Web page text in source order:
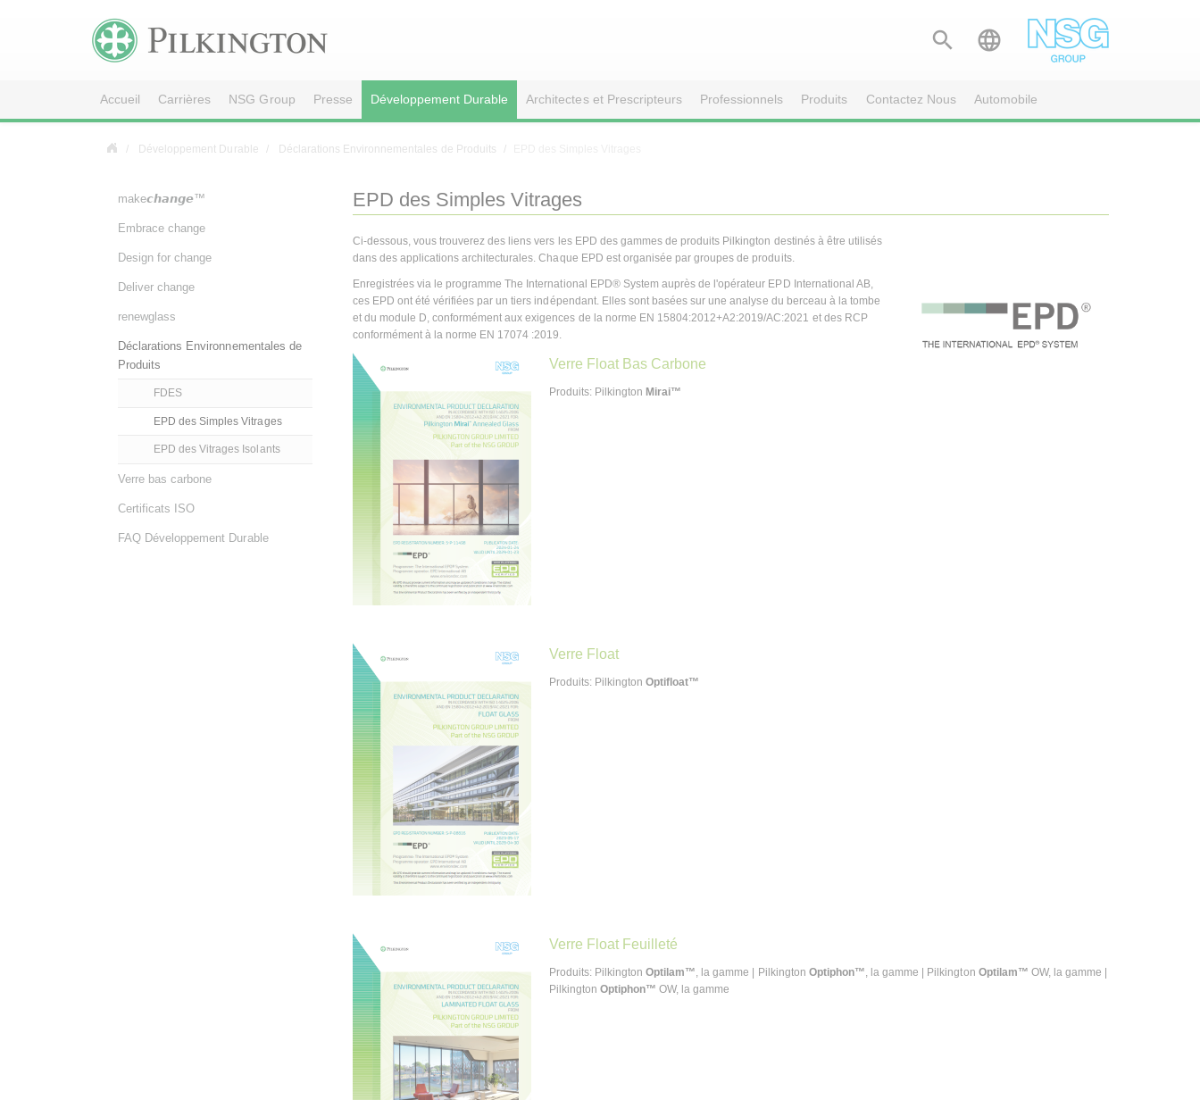
 
Accueil Carrières NSG Group Presse Développement Durable Architectes et Prescripteurs Professionnels Produits Contactez Nous Automobile
Développement Durable Déclarations Environnementales de Produits
EPD des Simples Vitrages
Ci-dessous, vous trouverez des liens vers les EPD des gammes de produits Pilkington destinés à être utilisés
dans des applications architecturales. Chaque EPD est organisée par groupes de produits.
Enregistrées via le programme The International EPD® System auprès de l'opérateur EPD International AB,
ces EPD ont été vérifiées par un tiers indépendant. Elles sont basées sur une analyse du berceau à la tombe
et du module D, conformément aux exigences de la norme EN 15804:2012+A2:2019/AC:2021 et des RCP
conformément à la norme EN 17074 :2019.
Verre Float Bas Carbone
Produits: Pilkington Mirai™
Verre Float
Produits: PilkingtonOptifloat™
Verre Float Feuilleté
Produits: PilkingtonOptilam™ , la gamme | Pilkington Optiphon™ , la gamme | Pilkington Optilam™ OW, la gamme |
Pilkington Optiphon™ OW, la gamme
make𝙘𝙝𝙖𝙣𝙜𝙚™
Embrace change
Design for change
Deliver change
renewglass
Déclarations Environnementales de
Produits
FDES
EPD des Simples Vitrages
EPD des Vitrages Isolants
Verre bas carbone
Certificats ISO
FAQ Développement Durable